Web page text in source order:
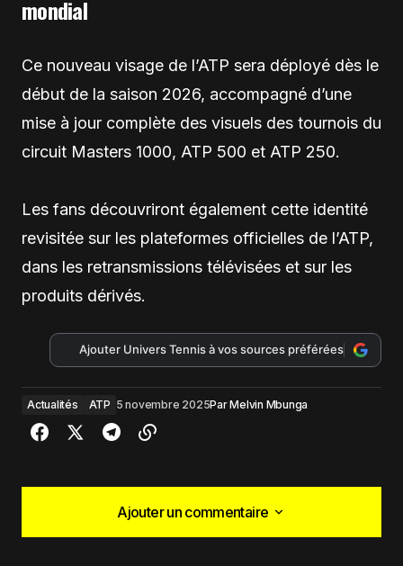
mondial
Ce nouveau visage de l’ATP sera déployé dès le
début de la saison 2026, accompagné d’une
mise à jour complète des visuels des tournois du
circuit Masters 1000, ATP 500 et ATP 250.
Les fans découvriront également cette identité
revisitée sur les plateformes officielles de l’ATP,
dans les retransmissions télévisées et sur les
produits dérivés.
Ajouter Univers Tennis à vos sources préférées
Actualités ATP 5 novembre 2025ParMelvin Mbunga
Ajouter un commentaire
Ajouter un commentaire